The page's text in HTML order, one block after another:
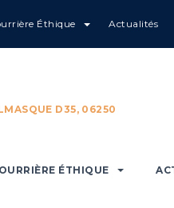
Éthique Actualités
D35, 06250
ÉTHIQUE